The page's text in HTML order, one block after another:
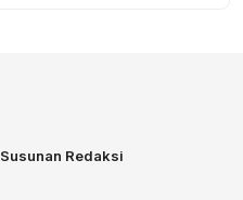
Susunan Redaksi